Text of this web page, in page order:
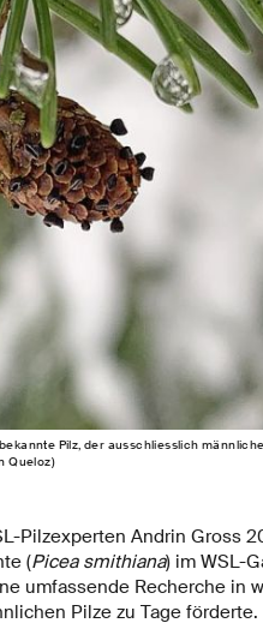
Pilz, der ausschliesslich männliche
Queloz)
Pilzexperten Andrin Gross
(Picea smithiana) im WSL-
umfassende Recherche in
Pilze zu Tage